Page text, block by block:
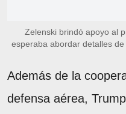
Zelenski brindó apoyo al
esperaba abordar detalles
Además de la
defensa aérea,